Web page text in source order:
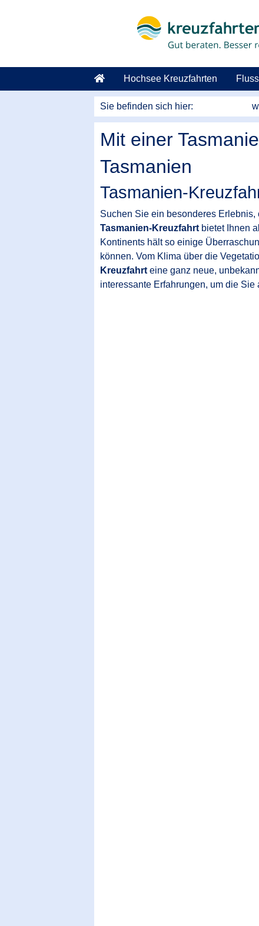
Hochsee Kreuzfahrten
Sie befinden sich hier:
Mit einer
Tasmanien
Tasmanien-
Suchen Sie ein besonderes
Tasmanien-Kreuzfahrt bietet Ihnen
Kontinents hält so einige
können. Vom Klima über die
Kreuzfahrt eine ganz neue,
interessante Erfahrungen, um die